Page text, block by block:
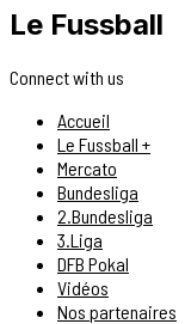
Le Fussball
Connect with us
Accueil
Le Fussball +
Mercato
Bundesliga
2.Bundesliga
3.Liga
DFB Pokal
Vidéos
Nos partenaires